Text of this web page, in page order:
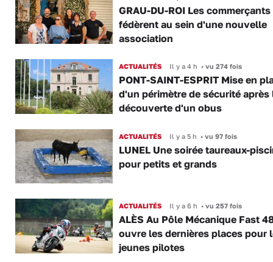
GRAU-DU-ROI Les commerçants
fédèrent au sein d'une nouvelle
association
ACTUALITÉS Il y a 4 h •vu 274 fois
PONT-SAINT-ESPRIT Mise en
d'un périmètre de sécurité après
découverte d'un obus
ACTUALITÉS Il y a 5 h •vu 97 fois
LUNEL Une soirée taureaux-
pour petits et grands
ACTUALITÉS Il y a 6 h •vu 257 fois
ALÈS Au Pôle Mécanique Fast
ouvre les dernières places pour
jeunes pilotes